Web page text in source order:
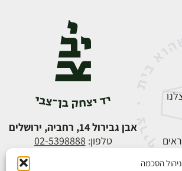
ניהול הסכמה
אבן גבירול 14, רחביה, ירושלים
טלפון: 02-5398888